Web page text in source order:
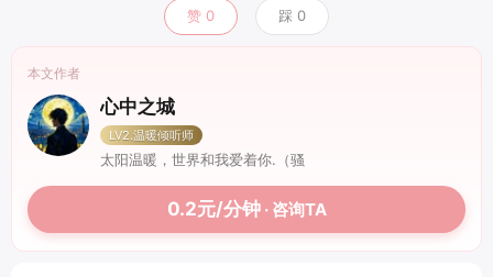
赞 0 踩 0
本文作者
心中之城
LV2.温暖倾听师
太阳温暖，世界和我爱着你.（骚
0.2元/分钟· 咨询TA